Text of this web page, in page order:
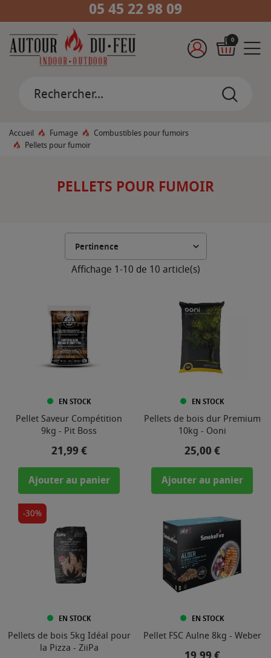
05 45 22 98 09
0
Accueil Fumage
Combustibles pour fumoirs
Pellets pour fumoir
PELLETS POUR FUMOIR
Affichage 1-10 de 10 article(s)
EN STOCK
Pellet Saveur Compétition
9kg - Pit Boss
Prix
21,99 €
Ajouter au panier
EN STOCK
Pellets de bois dur Premium
10kg - Ooni
Prix
25,00 €
Ajouter au panier
-30%
EN STOCK
Pellets de bois 5kg Idéal pour
la Pizza - ZiiPa
EN STOCK
Pellet FSC Aulne 8kg - Weber
Prix